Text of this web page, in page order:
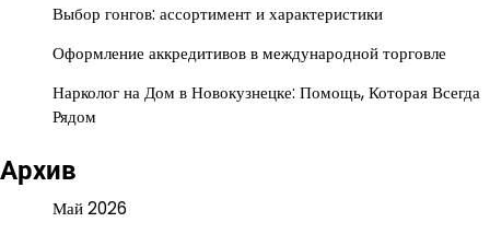
Выбор гонгов: ассортимент и характеристики
Оформление аккредитивов в международной торговле
Нарколог на Дом в Новокузнецке: Помощь, Которая Всегда
Рядом
Архив
Май 2026